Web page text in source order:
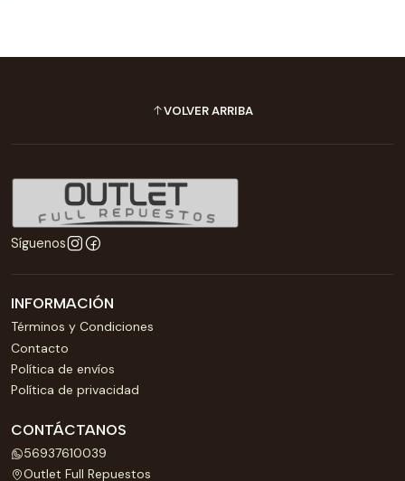
VOLVER ARRIBA
Síguenos
INFORMACIÓN
Términos y Condiciones
Contacto
Política de envíos
Política de privacidad
CONTÁCTANOS
56937610039
Outlet Full Repuestos